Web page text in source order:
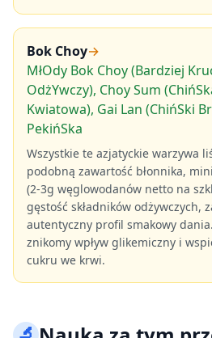
Bok Choy→
MłOdy Bok Choy (Bardziej
OdżYwczy), Choy Sum
Kwiatowa), Gai Lan (ChińSki
PekińSka
Wszystkie te azjatyckie warzywa
podobną zawartość błonnika,
(2-3g węglowodanów netto na
gęstość składników odżywczych,
autentyczny profil smakowy
znikomy wpływ glikemiczny i
cukru we krwi.